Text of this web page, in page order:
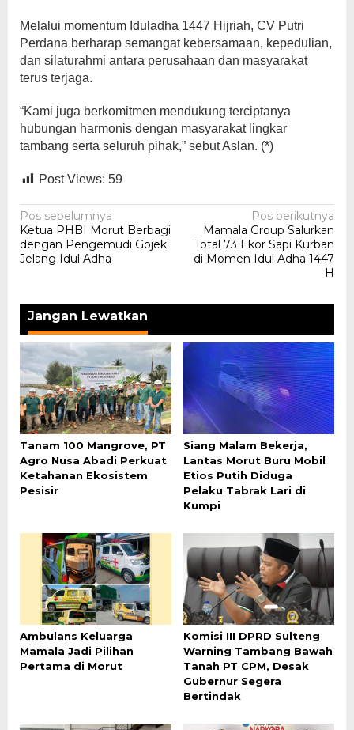
Melalui momentum Iduladha 1447 Hijriah, CV Putri
Perdana berharap semangat kebersamaan, kepedulian,
dan silaturahmi antara perusahaan dan masyarakat
terus terjaga.
“Kami juga berkomitmen mendukung terciptanya
hubungan harmonis dengan masyarakat lingkar
tambang serta seluruh pihak,” sebut Aslan. (*)
Post Views: 59
Navigasi
pos
Pos sebelumnya
Ketua PHBI Morut Berbagi
dengan Pengemudi Gojek
Jelang Idul Adha
Pos berikutnya
Mamala Group Salurkan
Total 73 Ekor Sapi Kurban
di Momen Idul Adha 1447
H
Jangan Lewatkan
Tanam 100 Mangrove, PT
Agro Nusa Abadi Perkuat
Ketahanan Ekosistem
Pesisir
Siang Malam Bekerja,
Lantas Morut Buru Mobil
Etios Putih Diduga
Pelaku Tabrak Lari di
Kumpi
Ambulans Keluarga
Mamala Jadi Pilihan
Pertama di Morut
Komisi III DPRD Sulteng
Warning Tambang Bawah
Tanah PT CPM, Desak
Gubernur Segera
Bertindak